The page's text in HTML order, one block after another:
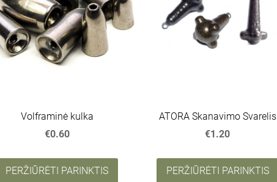
Volframinė kulka
€0.60
PERŽIŪRĖTI PARINKTIS
ATORA Skanavimo Svarelis
€1.20
PERŽIŪRĖTI PARINKTIS